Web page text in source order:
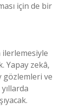
için de bir
Yapay zekâ,
gözlemleri ve